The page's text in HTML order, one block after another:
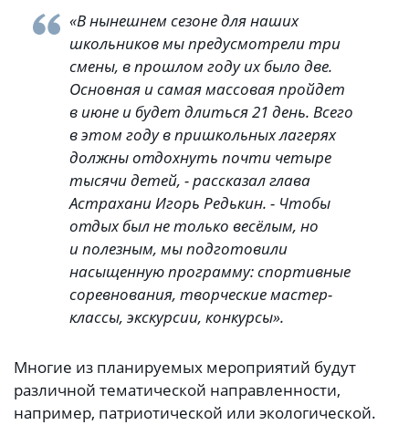
«В нынешнем сезоне для наших
школьников мы предусмотрели три
смены, в прошлом году их было две.
Основная и самая массовая пройдет
в июне и будет длиться 21 день. Всего
в этом году в пришкольных лагерях
должны отдохнуть почти четыре
тысячи детей, - рассказал глава
Астрахани Игорь Редькин. - Чтобы
отдых был не только весёлым, но
и полезным, мы подготовили
насыщенную программу: спортивные
соревнования, творческие мастер-
классы, экскурсии, конкурсы».
Многие из планируемых мероприятий будут
различной тематической направленности,
например, патриотической или экологической.